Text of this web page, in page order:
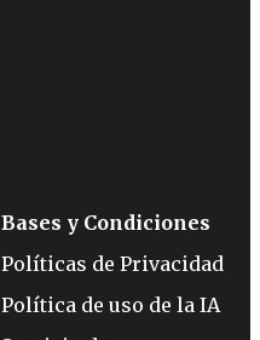
Bases y Condiciones
Políticas de Privacidad
Política de uso de la IA